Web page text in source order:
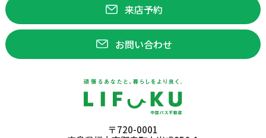
来店予約
お問い合わせ
〒720-0001